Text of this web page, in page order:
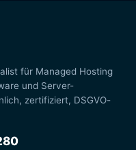
für Managed Hosting
und Server-
zertifiziert, DSGVO-